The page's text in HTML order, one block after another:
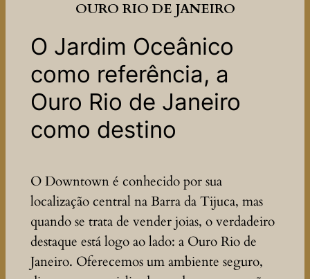
OURO RIO DE JANEIRO
O Jardim Oceânico
como referência, a
Ouro Rio de Janeiro
como destino
O Downtown é conhecido por sua
localização central na Barra da Tijuca, mas
quando se trata de vender joias, o verdadeiro
destaque está logo ao lado: a Ouro Rio de
Janeiro. Oferecemos um ambiente seguro,